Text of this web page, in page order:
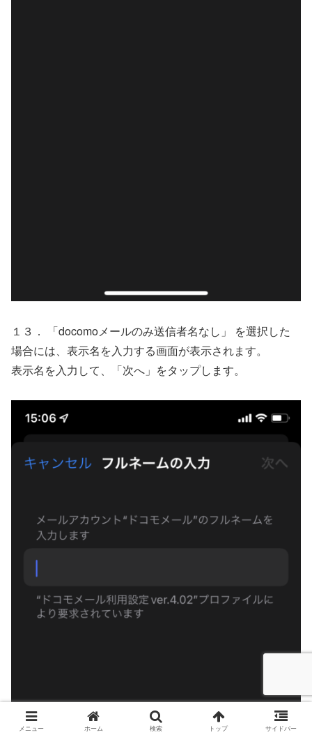
１３． 「docomoメールのみ送信者名なし」 を選択した
場合には、表示名を入力する画面が表示されます。
表示名を入力して、「次へ」をタップします。
メニュー ホーム 検索 トップ サイドバー